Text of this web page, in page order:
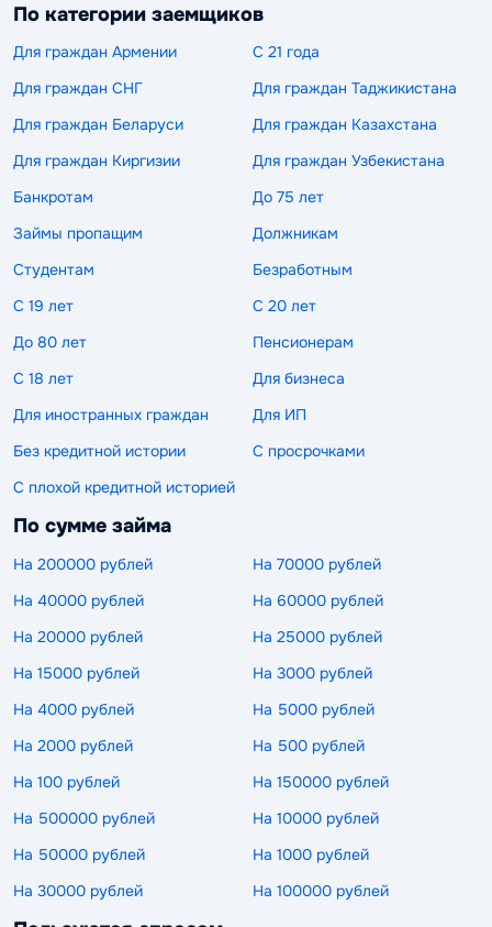
По категории заемщиков
Для граждан Армении
С 21 года
Для граждан СНГ
Для граждан Таджикистана
Для граждан Беларуси
Для граждан Казахстана
Для граждан Киргизии
Для граждан Узбекистана
Банкротам
До 75 лет
Займы пропащим
Должникам
Студентам
Безработным
С 19 лет
С 20 лет
До 80 лет
Пенсионерам
С 18 лет
Для бизнеса
Для иностранных граждан
Для ИП
Без кредитной истории
С просрочками
С плохой кредитной историей
По сумме займа
На 200000 рублей
На 70000 рублей
На 40000 рублей
На 60000 рублей
На 20000 рублей
На 25000 рублей
На 15000 рублей
На 3000 рублей
На 4000 рублей
На 5000 рублей
На 2000 рублей
На 500 рублей
На 100 рублей
На 150000 рублей
На 500000 рублей
На 10000 рублей
На 50000 рублей
На 1000 рублей
На 30000 рублей
На 100000 рублей